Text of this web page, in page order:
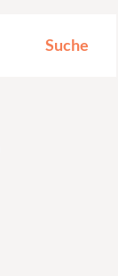
Suche